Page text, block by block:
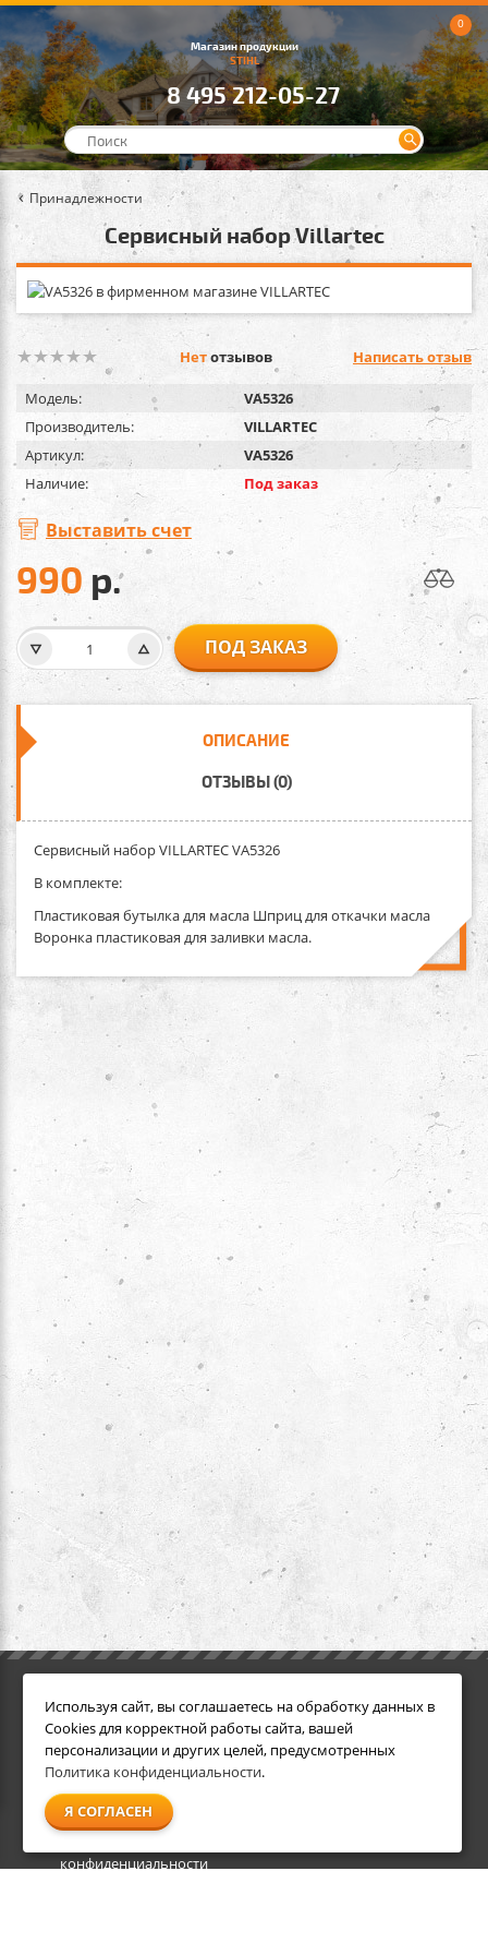
Магазин продукции
STIHL
8 495 212-05-27
0
Принадлежности
Сервисный набор Villartec
Нетотзывов Написать отзыв
Модель:
VA5326
Производитель:
VILLARTEC
Артикул:
VA5326
Наличие:
Под заказ
Выставить счет
990р.
ПОД ЗАКАЗ
ОПИСАНИЕ
ОТЗЫВЫ (0)
Сервисный набор VILLARTEC VA5326
В комплекте:
Пластиковая бутылка для масла Шприц для откачки масла
Воронка пластиковая для заливки масла.
Условия возврата
О компании
Доставка
Оплата
Гарантия и сервис
конфиденциальности
Акции
Используя сайт, вы соглашаетесь на обработку данных в
Cookies для корректной работы сайта, вашей
персонализации и других целей, предусмотренных
Политика конфиденциальности.
Я СОГЛАСЕН